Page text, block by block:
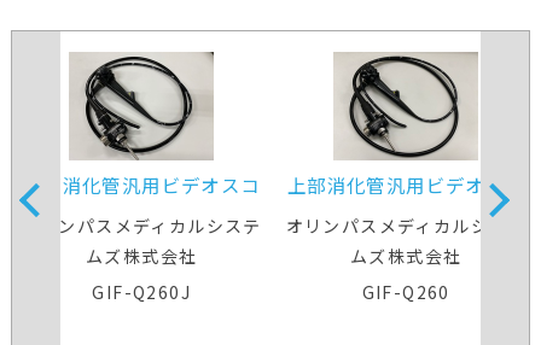
上部消化管汎用ビデオスコ
ープ
オリンパスメディカルシステ
ムズ株式会社
GIF-Q260J
上部消化管汎用ビデオスコ
ープ
オリンパスメディカルシステ
ムズ株式会社
GIF-Q260